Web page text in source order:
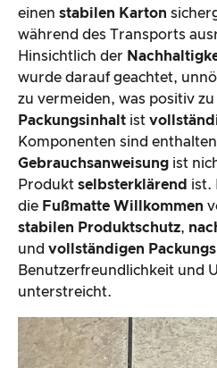
einen stabilen Karton
während des Transports
Hinsichtlich der
wurde darauf geachtet,
zu vermeiden, was positiv
Packungsinhalt ist
Komponenten sind
Gebrauchsanweisung ist
Produkt selbsterklärend ist.
die Fußmatte Willkommen
stabilen Produktschutz,
und vollständigen
Benutzerfreundlichkeit und
unterstreicht.